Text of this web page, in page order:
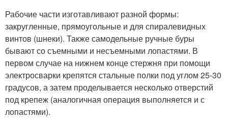
Рабочие части изготавливают разной формы:
закругленные, прямоугольные и для спиралевидных
винтов (шнеки). Также самодельные ручные буры
бывают со съемными и несъемными лопастями. В
первом случае на нижнем конце стержня при помощи
электросварки крепятся стальные полки под углом 25-30
градусов, а затем проделывается несколько отверстий
под крепеж (аналогичная операция выполняется и с
лопастями).